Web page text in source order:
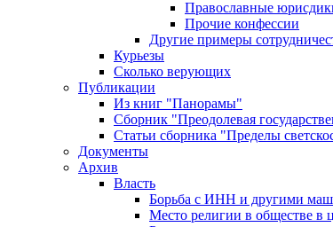
Православные
Прочие конфессии
Другие примеры
Курьезы
Сколько верующих
Публикации
Из книг "Панорамы"
Сборник "Преодолевая
Статьи сборника "Пределы
Документы
Архив
Власть
Борьба с ИНН и другими
Место религии в обществе в